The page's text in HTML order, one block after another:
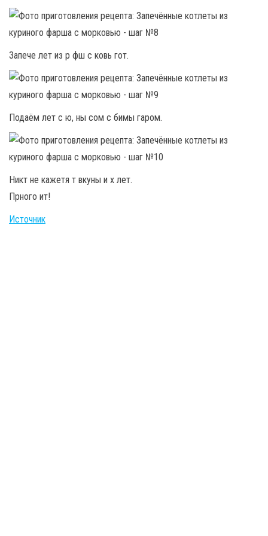
Запече лет из р фш с ковь гот.
Подаём лет с ю, ны сом с бимы гаром.
Никт не кажетя т вкуны и х лет.
Прного ит!
Источник